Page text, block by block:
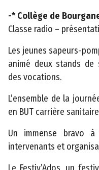
-* Collège de
Classe radio –
Les jeunes sapeurs-
animé deux stands de
des vocations.
L’ensemble de la
en BUT carrière
Un immense bravo
intervenants et